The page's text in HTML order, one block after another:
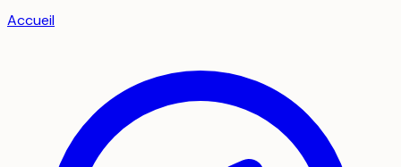
Accueil